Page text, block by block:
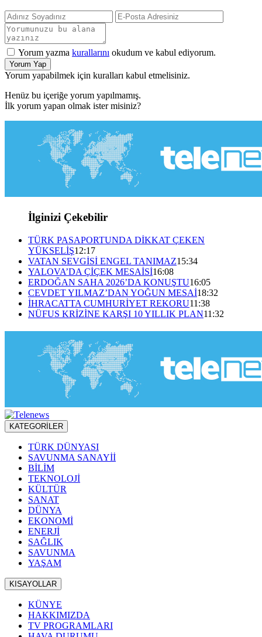
Yorum yazma kurallarını okudum ve kabul ediyorum.
Yorum Yap
Yorum yapabilmek için kuralları kabul etmelisiniz.
Henüz bu içeriğe yorum yapılmamış.
İlk yorum yapan olmak ister misiniz?
İlginizi Çekebilir
TÜRK PASAPORTUNDA DİKKAT ÇEKEN
YÜKSELİŞ12:17
VATAN SEVGİSİ ENGEL TANIMAZ15:34
YALOVA’DA ÇİÇEK MESAİSİ16:08
ERDOĞAN SAHA 2026’DA KONUŞTU16:05
CEVDET YILMAZ’DAN YOĞUN MESAİ18:32
İHRACATTA CUMHURİYET REKORU11:38
NÜFUS KRİZİNE KARŞI 10 YILLIK PLAN11:32
KATEGORİLER
TÜRK DÜNYASI
SAVUNMA SANAYİİ
BİLİM
TEKNOLOJİ
KÜLTÜR
SANAT
DÜNYA
EKONOMİ
ENERJİ
SAĞLIK
SAVUNMA
YAŞAM
KISAYOLLAR
KÜNYE
HAKKIMIZDA
TV PROGRAMLARI